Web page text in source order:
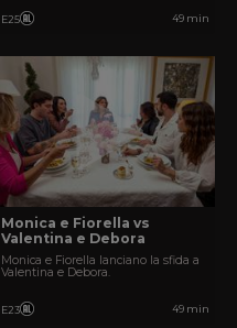
E25 49 min
Monica e Fiorella vs
Valentina e Debora
Monica e Fiorella lanciano la sfida a
Valentina e Debora.
E23 49 min